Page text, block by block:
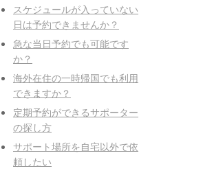
スケジュールが入っていない
日は予約できませんか？
急な当日予約でも可能です
か？
海外在住の一時帰国でも利用
できますか？
定期予約ができるサポーター
の探し方
サポート場所を自宅以外で依
頼したい